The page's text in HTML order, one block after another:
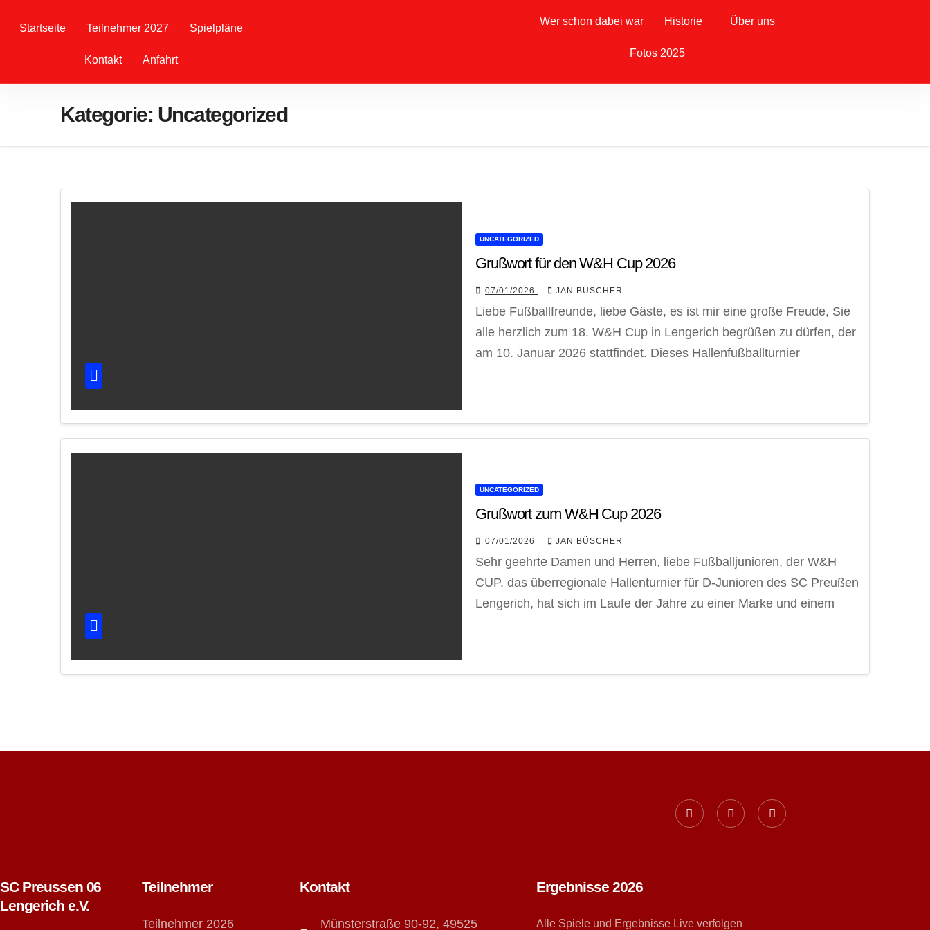
Startseite Teilnehmer 2027 Spielpläne
Kontakt Anfahrt
Wer schon dabei war Historie Über uns
Fotos 2025
Kategorie: Uncategorized
UNCATEGORIZED
Grußwort für den W&H Cup 2026
07/01/2026 JAN BÜSCHER
Liebe Fußballfreunde, liebe Gäste, es ist mir eine große Freude, Sie
alle herzlich zum 18. W&H Cup in Lengerich begrüßen zu dürfen, der
am 10. Januar 2026 stattfindet. Dieses Hallenfußballturnier
UNCATEGORIZED
Grußwort zum W&H Cup 2026
07/01/2026 JAN BÜSCHER
Sehr geehrte Damen und Herren, liebe Fußballjunioren, der W&H
CUP, das überregionale Hallenturnier für D-Junioren des SC Preußen
Lengerich, hat sich im Laufe der Jahre zu einer Marke und einem
SC Preussen 06
Lengerich e.V.
Teilnehmer
Teilnehmer 2026
Kontakt
Münsterstraße 90-92, 49525
Ergebnisse 2026
Alle Spiele und Ergebnisse Live verfolgen